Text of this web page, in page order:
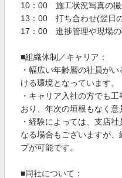
10：00 施工状況写真の
13：00 打ち合わせ(翌日
17：00 進捗管理や現場
■組織体制／キャリア：
・幅広い年齢層の社員が
ける環境となっています。
・キャリア入社の方でも
おり、年次の垣根もなく意
・経験によっては、支店
なる場合もございますが
プが可能です。
■同社について：